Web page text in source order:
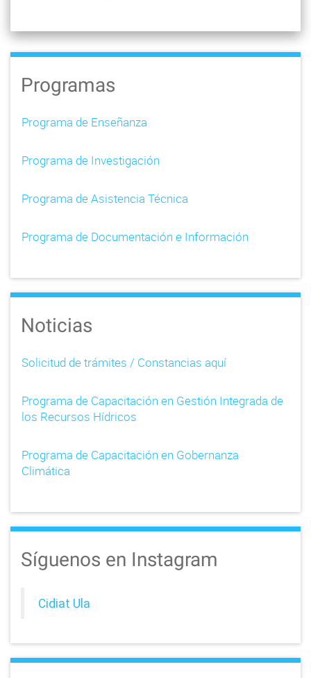
Programas
Programa de Enseñanza
Programa de Investigación
Programa de Asistencia Técnica
Programa de Documentación e Información
Noticias
Solicitud de trámites / Constancias aquí
Programa de Capacitación en Gestión Integrada de
los Recursos Hídricos
Programa de Capacitación en Gobernanza
Climática
Síguenos en Instagram
Cidiat Ula